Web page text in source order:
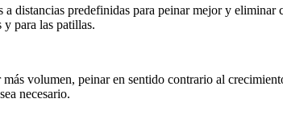
a distancias predefinidas para peinar mejor y
para las patillas.
volumen, peinar en sentido contrario al
necesario.